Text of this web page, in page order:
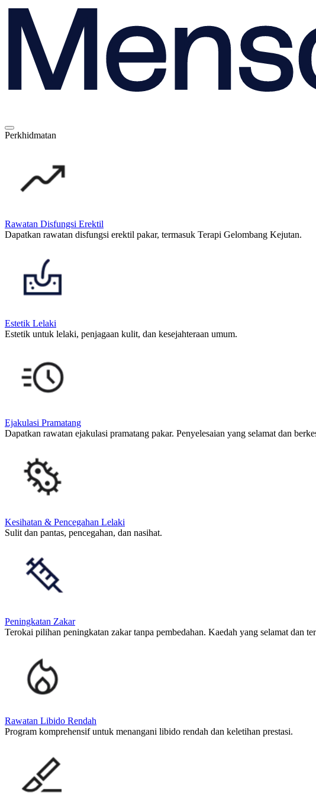
Perkhidmatan
Rawatan Disfungsi Erektil
Dapatkan rawatan disfungsi erektil pakar, termasuk Terapi Gelombang Kejutan.
Estetik Lelaki
Estetik untuk lelaki, penjagaan kulit, dan kesejahteraan umum.
Ejakulasi Pramatang
Dapatkan rawatan ejakulasi pramatang pakar. Penyelesaian yang selamat dan
Kesihatan & Pencegahan Lelaki
Sulit dan pantas, pencegahan, dan nasihat.
Peningkatan Zakar
Terokai pilihan peningkatan zakar tanpa pembedahan. Kaedah yang selamat dan
Rawatan Libido Rendah
Program komprehensif untuk menangani libido rendah dan keletihan prestasi.